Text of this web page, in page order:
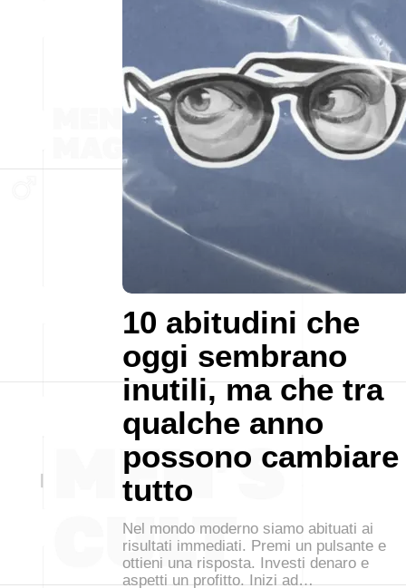
10 abitudini che
oggi sembrano
inutili, ma che tra
qualche anno
possono cambiare
tutto
Nel mondo moderno siamo abituati ai
risultati immediati. Premi un pulsante e
ottieni una risposta. Investi denaro e
aspetti un profitto. Inizi ad…